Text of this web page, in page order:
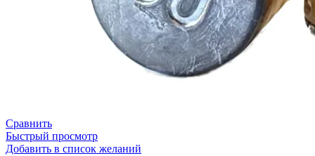
Сравнить
Быстрый просмотр
Добавить в список желаний